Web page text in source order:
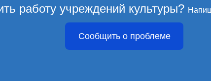
работу учреждений культуры?
Сообщить о проблеме